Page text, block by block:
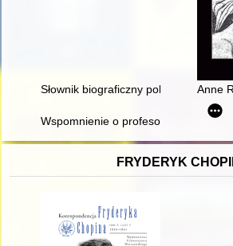
Słownik biograficzny polskiegoAnne
Wspomnienie o profesorze Zdzisławie
FRYDERYK